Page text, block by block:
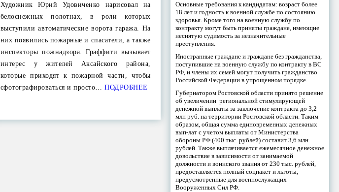
Художник Юрий Удовиченко нарисовал на
белоснежных полотнах, в роли которых
выступили автоматические ворота гаража. На
них появились пожарные и спасатели, а также
инспекторы пожнадзора. Граффити вызывает
интерес у жителей Аксайского района,
которые приходят к пожарной части, чтобы
сфотографироваться и просто… ПОДРОБНЕЕ
Основные требования к кандидатам: возраст более
18 лет и годность к военной службе по состоянию
здоровья. Кроме того на военную службу по
контракту могут быть приняты граждане, имеющие
неснятую судимость за незначительные
преступления.
Иностранные граждане и граждане без гражданства,
поступившие на военную службу по контракту в ВС
РФ, и члены их семей могут получить гражданство
Российской Федерации в упрощенном порядке.
Губернатором Ростовской области принято решение
об увеличении региональной стимулирующей
денежной выплаты за заключение контракта до 3,2
млн руб. на территории Ростовской области. Таким
образом, общая сумма единовременных денежных
вып-лат с учетом выплаты от Министерства
обороны РФ (400 тыс. рублей) составит 3,6 млн
рублей. Также выплачивается ежемесячное денежное
довольствие в зависимости от занимаемой
должности и воинского звания от 230 тыс. рублей,
предоставляется полный соцпакет и льготы,
предусмотренные для военнослужащих
Вооруженных Сил РФ.